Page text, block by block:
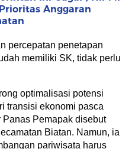
Anggaran
percepatan penetapan
memiliki SK, tidak perlu
optimalisasi potensi
transisi ekonomi pasca
Pemapak disebut
Biatan. Namun, ia
pariwisata harus